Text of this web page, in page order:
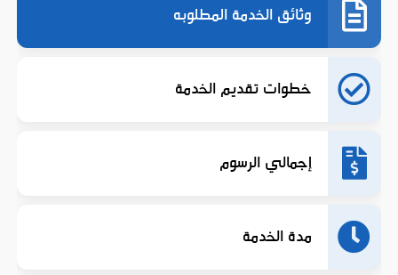
وثائق الخدمة المطلوبه
خطوات تقديم الخدمة
إجمالي الرسوم
مدة الخدمة